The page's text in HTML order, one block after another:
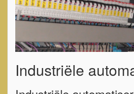
Industriële